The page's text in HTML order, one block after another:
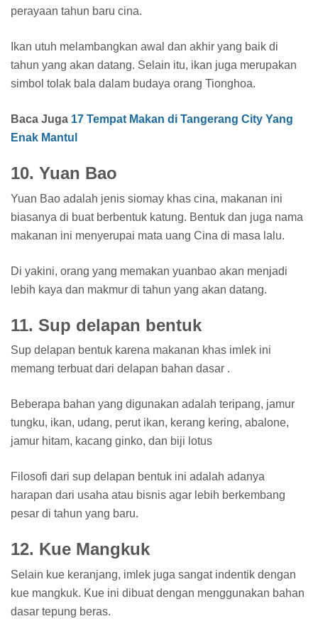
perayaan tahun baru cina.
Ikan utuh melambangkan awal dan akhir yang baik di
tahun yang akan datang. Selain itu, ikan juga merupakan
simbol tolak bala dalam budaya orang Tionghoa.
Baca Juga 17 Tempat Makan di Tangerang City Yang
Enak Mantul
10. Yuan Bao
Yuan Bao adalah jenis siomay khas cina, makanan ini
biasanya di buat berbentuk katung. Bentuk dan juga nama
makanan ini menyerupai mata uang Cina di masa lalu.
Di yakini, orang yang memakan yuanbao akan menjadi
lebih kaya dan makmur di tahun yang akan datang.
11. Sup delapan bentuk
Sup delapan bentuk karena makanan khas imlek ini
memang terbuat dari delapan bahan dasar .
Beberapa bahan yang digunakan adalah teripang, jamur
tungku, ikan, udang, perut ikan, kerang kering, abalone,
jamur hitam, kacang ginko, dan biji lotus
Filosofi dari sup delapan bentuk ini adalah adanya
harapan dari usaha atau bisnis agar lebih berkembang
pesar di tahun yang baru.
12. Kue Mangkuk
Selain kue keranjang, imlek juga sangat indentik dengan
kue mangkuk. Kue ini dibuat dengan menggunakan bahan
dasar tepung beras.